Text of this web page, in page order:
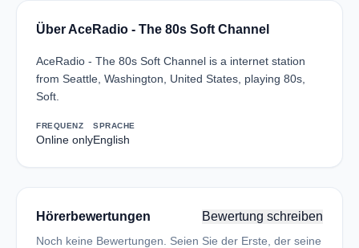
Über AceRadio - The 80s Soft Channel
AceRadio - The 80s Soft Channel is a internet station
from Seattle, Washington, United States, playing 80s,
Soft.
FREQUENZ
Online only
SPRACHE
English
Hörerbewertungen Bewertung schreiben
Noch keine Bewertungen. Seien Sie der Erste, der seine